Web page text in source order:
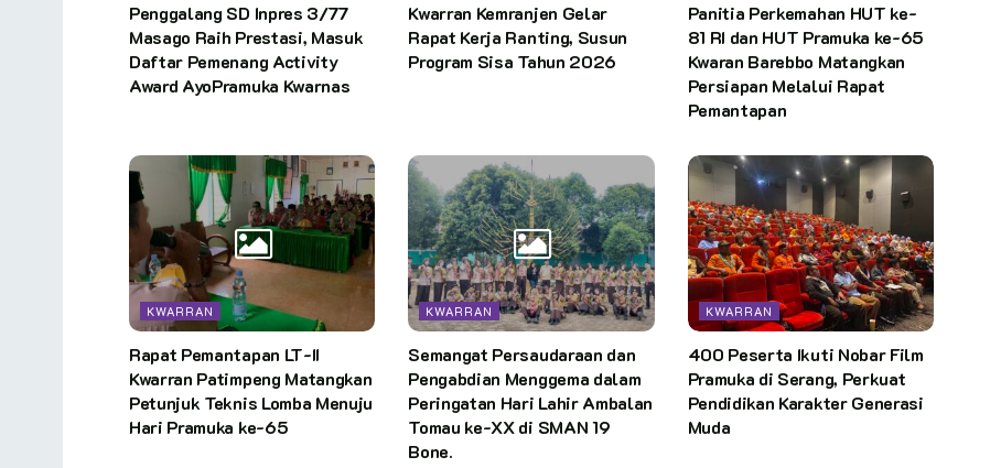
Penggalang SD Inpres 3/77
Masago Raih Prestasi, Masuk
Daftar Pemenang Activity
Award AyoPramuka Kwarnas
Kwarran Kemranjen Gelar
Rapat Kerja Ranting, Susun
Program Sisa Tahun 2026
Panitia Perkemahan HUT ke-
81 RI dan HUT Pramuka ke-65
Kwaran Barebbo Matangkan
Persiapan Melalui Rapat
Pemantapan
KWARRAN
Rapat Pemantapan LT-II
Kwarran Patimpeng Matangkan
Petunjuk Teknis Lomba Menuju
Hari Pramuka ke-65
KWARRAN
Semangat Persaudaraan dan
Pengabdian Menggema dalam
Peringatan Hari Lahir Ambalan
Tomau ke-XX di SMAN 19
Bone.
KWARRAN
400 Peserta Ikuti Nobar Film
Pramuka di Serang, Perkuat
Pendidikan Karakter Generasi
Muda